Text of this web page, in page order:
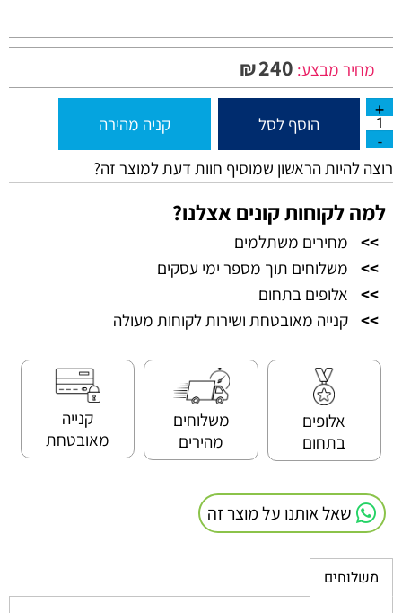
מחיר מבצע: ₪240
הוסף לסל קניה מהירה
רוצה להיות הראשון שמוסיף חוות דעת למוצר זה?
למה לקוחות קונים אצלנו?
>>
מחירים משתלמים
>>
משלוחים תוך מספר ימי עסקים
>>
אלופים בתחום
>> קנייה מאובטחת ושירות לקוחות מעולה
אלופים
בתחום
משלוחים
מהירים
קנייה
מאובטחת
שאל אותנו על מוצר זה
משלוחים